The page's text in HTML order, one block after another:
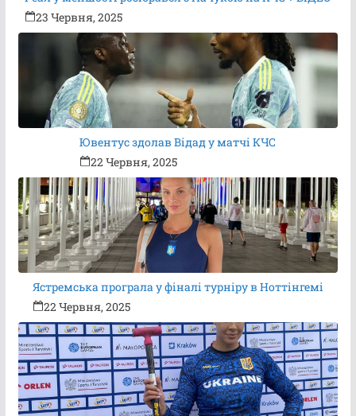
23 Червня, 2025
Ювентус здолав Відад у матчі КЧС
22 Червня, 2025
Ястремська програла у фіналі турніру в Ноттінгемі
22 Червня, 2025